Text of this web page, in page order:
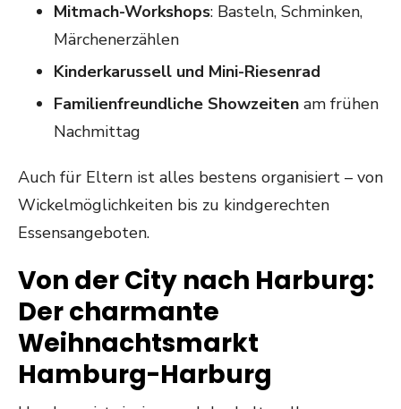
Mitmach-Workshops: Basteln, Schminken,
Märchenerzählen
Kinderkarussell und Mini-Riesenrad
Familienfreundliche Showzeiten am frühen
Nachmittag
Auch für Eltern ist alles bestens organisiert – von
Wickelmöglichkeiten bis zu kindgerechten
Essensangeboten.
Von der City nach Harburg:
Der charmante
Weihnachtsmarkt
Hamburg-Harburg